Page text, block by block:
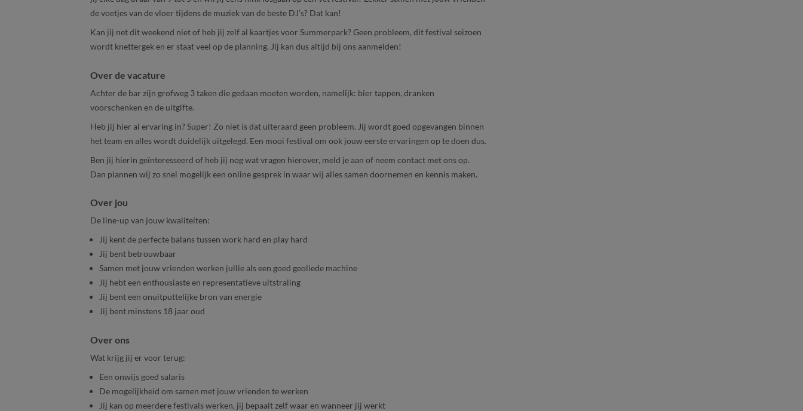
de voetjes van de vloer tijdens de muziek van de beste DJ’s? Dat kan!
Kan jij net dit weekend niet of heb jij zelf al kaartjes voor Summerpark? Geen probleem, dit festival seizoen
wordt knettergek en er staat veel op de planning. Jij kan dus altijd bij ons aanmelden!
Over de vacature
Achter de bar zijn grofweg 3 taken die gedaan moeten worden, namelijk: bier tappen, dranken
voorschenken en de uitgifte.
Heb jij hier al ervaring in? Super! Zo niet is dat uiteraard geen probleem. Jij wordt goed opgevangen binnen
het team en alles wordt duidelijk uitgelegd. Een mooi festival om ook jouw eerste ervaringen op te doen dus.
Ben jij hierin geïnteresseerd of heb jij nog wat vragen hierover, meld je aan of neem contact met ons op.
Dan plannen wij zo snel mogelijk een online gesprek in waar wij alles samen doornemen en kennis maken.
Over jou
De line-up van jouw kwaliteiten:
Jij kent de perfecte balans tussen work hard en play hard
Jij bent betrouwbaar
Samen met jouw vrienden werken jullie als een goed geoliede machine
Jij hebt een enthousiaste en representatieve uitstraling
Jij bent een onuitputtelijke bron van energie
Jij bent minstens 18 jaar oud
Over ons
Wat krijg jij er voor terug:
Een onwijs goed salaris
De mogelijkheid om samen met jouw vrienden te werken
Jij kan op meerdere festivals werken, jij bepaalt zelf waar en wanneer jij werkt